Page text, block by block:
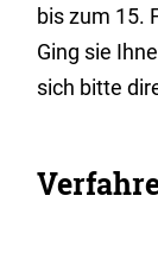
bis zum 15.
Ging sie
sich bitte